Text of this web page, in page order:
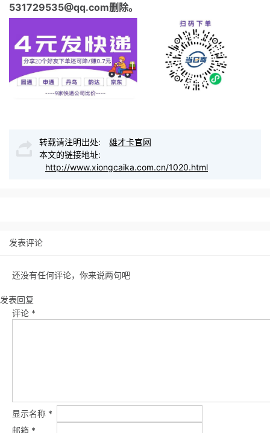
531729535@qq.com删除。
转载请注明出处:
雄才卡官网
本文的链接地址:
http://www.xiongcaika.com.cn/1020.html
发表评论
还没有任何评论，你来说两句吧
发表回复
评论 *
显示名称 *
邮箱 *